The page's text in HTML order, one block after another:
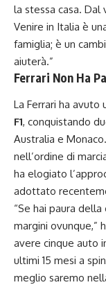
la stessa casa. Dal
Venire in Italia è
famiglia; è un
aiuterà.”
Ferrari Non Ha
La Ferrari ha
F1, conquistando
Australia e
nell’ordine di
ha elogiato
adottato
“Se hai paura
margini ovunque,”
avere cinque auto
ultimi 15 mesi a
meglio saremo